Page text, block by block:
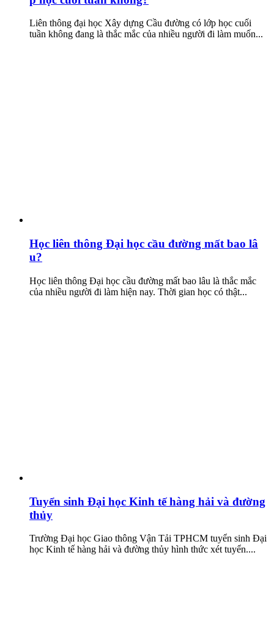
Liên thông đại học Xây dựng Cầu đường có lớp học cuối
tuần không đang là thắc mắc của nhiều người đi làm muốn...
Học liên thông Đại học cầu đường mất bao lâ
u?
Học liên thông Đại học cầu đường mất bao lâu là thắc mắc
của nhiều người đi làm hiện nay. Thời gian học có thật...
Tuyển sinh Đại học Kinh tế hàng hải và đường
thủy
Trường Đại học Giao thông Vận Tải TPHCM tuyển sinh Đại
học Kinh tế hàng hải và đường thủy hình thức xét tuyển....